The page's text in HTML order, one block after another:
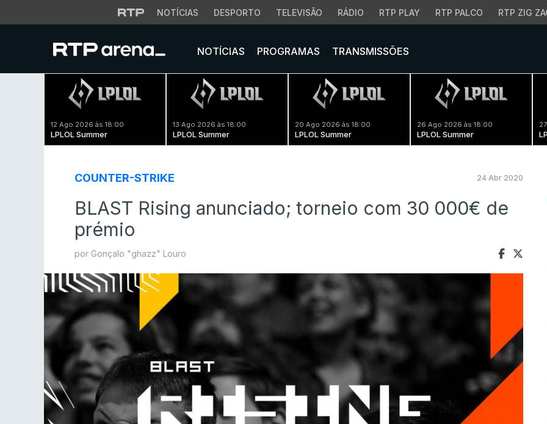
NOTÍCIAS DESPORTO TELEVISÃO RÁDIO RTP PLAY RTP PALCO RTP ZIG
NOTÍCIAS PROGRAMAS TRANSMISSÕES
12 Ago 2026 às 18:00
LPLOL Summer
13 Ago 2026 às 18:00
LPLOL Summer
20 Ago 2026 às 18:00
LPLOL Summer
26 Ago 2026 às 18:00
LPLOL Summer
COUNTER-STRIKE 24 Abr 2020
BLAST Rising anunciado; torneio com 30 000€ de
prémio
por Gonçalo "ghazz" Louro